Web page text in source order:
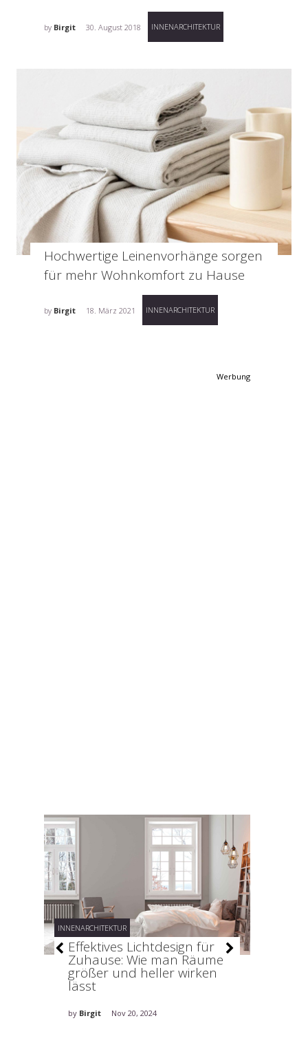
by Birgit 30. August 2018 INNENARCHITEKTUR
Hochwertige Leinenvorhänge sorgen
für mehr Wohnkomfort zu Hause
by Birgit 18. März 2021 INNENARCHITEKTUR
Werbung
INNENARCHITEKTUR
Effektives Lichtdesign für
Zuhause: Wie man Räume
größer und heller wirken
lässt
by Birgit Nov 20, 2024